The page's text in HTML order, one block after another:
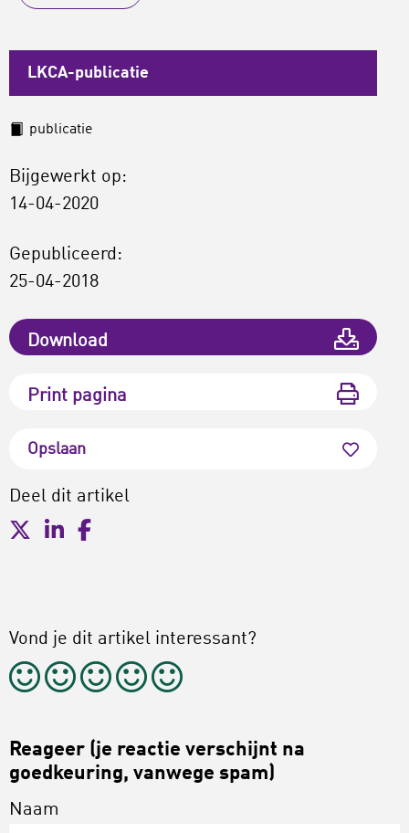
LKCA-publicatie
publicatie
Bijgewerkt op:
14-04-2020
Gepubliceerd:
25-04-2018
Download
Print pagina
Opslaan
Deel dit artikel
Vond je dit artikel interessant?
Reageer (je reactie verschijnt na
goedkeuring, vanwege spam)
Naam